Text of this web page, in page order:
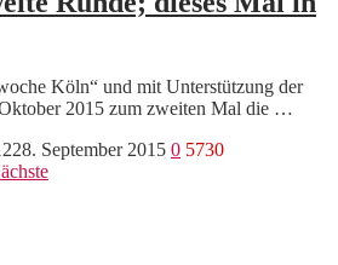
Köln“ und mit Unterstützung der
2015 zum zweiten Mal die …
28. September 2015 0 5730